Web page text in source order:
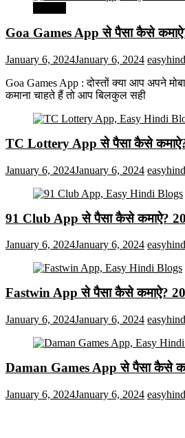
Goa Games App से पैसा कैसे
January 6, 2024January 6, 2024
Goa Games App : दोस्तों क्या आप अपने
कमाना चाहते हैं तो आप बिलकुल सही
TC Lottery App से पैसा कैसे
January 6, 2024January 6, 2024
91 Club App से पैसा कैसे कमाऐ?
January 6, 2024January 6, 2024
Fastwin App से पैसा कैसे कमाऐ?
January 6, 2024January 6, 2024
Daman Games App से पैसा कैसे
January 6, 2024January 6, 2024